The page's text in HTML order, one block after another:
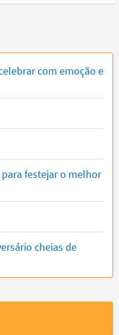
com emoção e
festejar o melhor
cheias de